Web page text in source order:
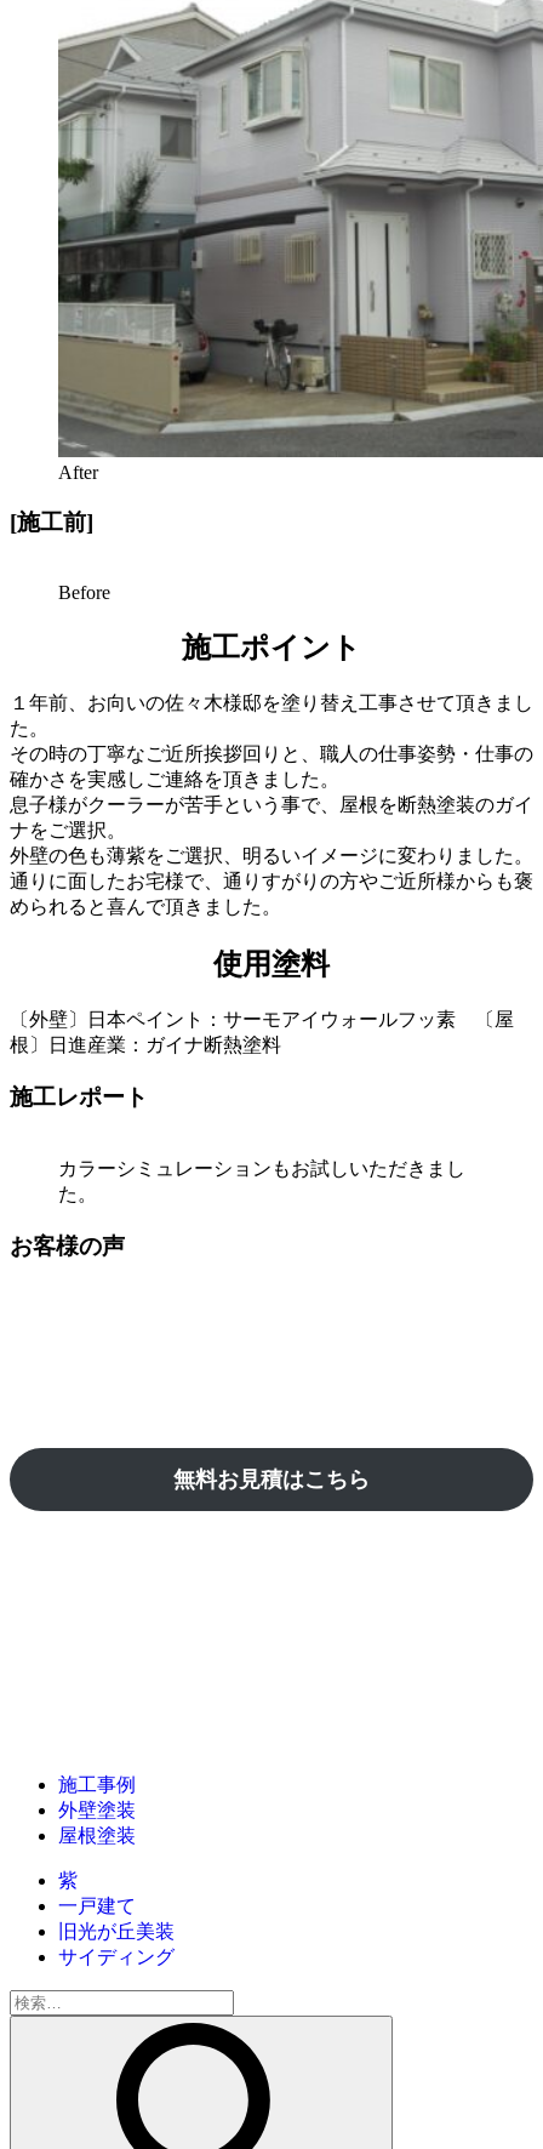
After
[施工前]
Before
施工ポイント
１年前、お向いの佐々木様邸を塗り替え工事させて頂きまし
た。
その時の丁寧なご近所挨拶回りと、職人の仕事姿勢・仕事の
確かさを実感しご連絡を頂きました。
息子様がクーラーが苦手という事で、屋根を断熱塗装のガイ
ナをご選択。
外壁の色も薄紫をご選択、明るいイメージに変わりました。
通りに面したお宅様で、通りすがりの方やご近所様からも褒
められると喜んで頂きました。
使用塗料
〔外壁〕日本ペイント：サーモアイウォールフッ素 〔屋
根〕日進産業：ガイナ断熱塗料
施工レポート
カラーシミュレーションもお試しいただきまし
た。
お客様の声
無料お見積はこちら
施工事例
外壁塗装
屋根塗装
紫
一戸建て
旧光が丘美装
サイディング
検
索: